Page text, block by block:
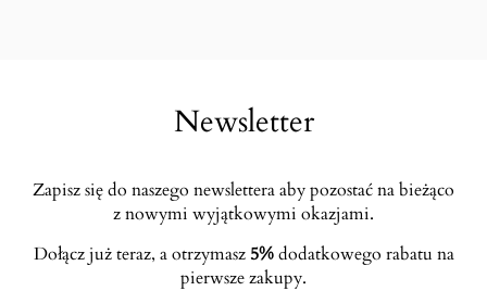
Newsletter
Zapisz się do naszego newslettera aby pozostać na bieżąco
z nowymi wyjątkowymi okazjami.
Dołącz już teraz, a otrzymasz 5%dodatkowego rabatu na
pierwsze zakupy.